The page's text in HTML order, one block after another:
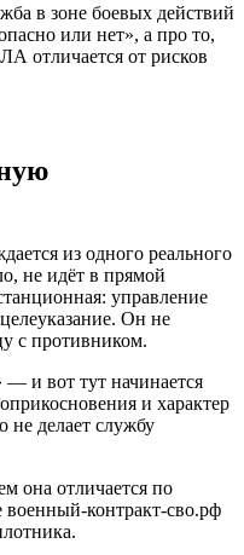
в зоне боевых действий
или нет», а про то,
отличается от рисков
из одного реального
не идёт в прямой
управление
Он не
с противником.
— и вот тут начинается
и характер
не делает службу
она отличается по
военный-контракт-сво.рф